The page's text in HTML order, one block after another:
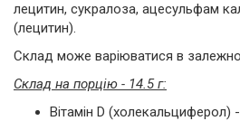
лецитин, сукралоза, ацесульфам
(лецитин).
Склад може варіюватися в
Склад на порцію - 14.5 г:
Вітамін D (холекальциферол)